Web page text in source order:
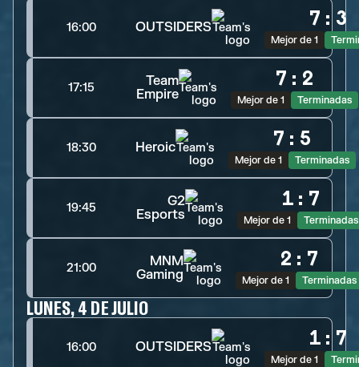
16:00 OUTSIDERS 7 : 3
Mejor de 1
17:15
Team
Empire
7 : 2
Mejor de 1 Terminadas
18:30 Heroic 7 : 5
Mejor de 1 Terminadas
19:45
G2
Esports
1 : 7
Mejor de 1 Terminadas
21:00
MNM
Gaming
2 : 7
Mejor de 1 Terminadas
LUNES, 4 DE JULIO
16:00 OUTSIDERS 1 : 7
Mejor de 1